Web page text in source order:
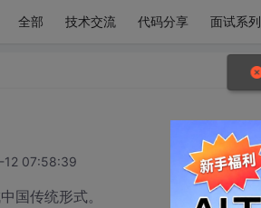
全部 技术交流 代码分享 面试系列
12 07:58:39
国传统形式。